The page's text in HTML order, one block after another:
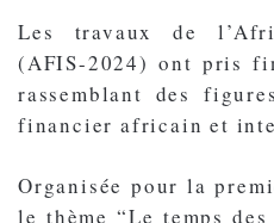
Les travaux de
(AFIS-2024) ont pris
rassemblant des
financier africain et
Organisée pour la
le thème “Le temps